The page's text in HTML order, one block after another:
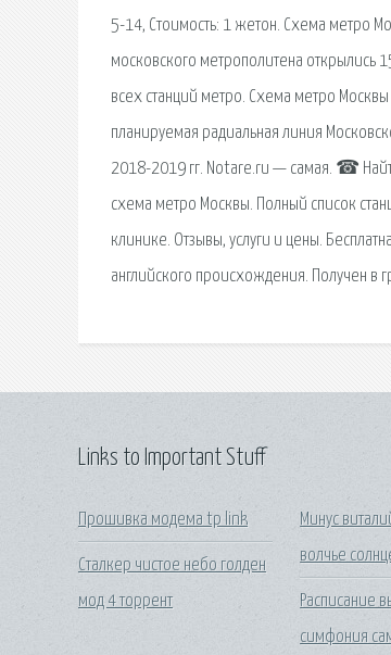
5-14, Стоимость: 1 жетон. Схема метро
московского метрополитена открылись
всех станций метро. Схема метро
планируемая радиальная линия
2018-2019 гг. Notare.ru — самая. ☎
схема метро Москвы. Полный список
клинике. Отзывы, услуги и цены.
английского происхождения. Получен в
Links to Important Stuff
Прошивка модема tp link
Сталкер чистое небо голден
мод 4 торрент
Минус
волчье
Расписание
симфония